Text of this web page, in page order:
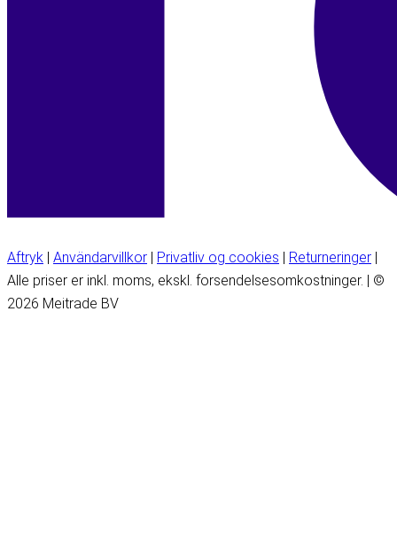
Aftryk | Användarvillkor | Privatliv og cookies | Returneringer |
Alle priser er inkl. moms, ekskl. forsendelsesomkostninger. | ©
2026 Meitrade BV